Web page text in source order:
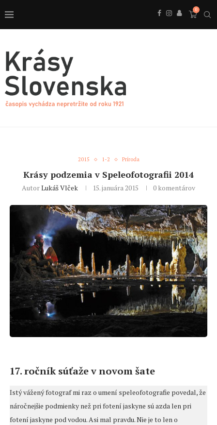
0
2015 1-2 Príroda
Krásy podzemia v Speleofotografii 2014
AutorLukáš Vlček 15. januára 2015 0 komentárov
17. ročník súťaže v novom šate
Istý vážený fotograf mi raz o umení speleofotografie povedal, že
náročnejšie podmienky než pri fotení jaskyne sú azda len pri
fotení jaskyne pod vodou. Asi mal pravdu. Nie je to len o